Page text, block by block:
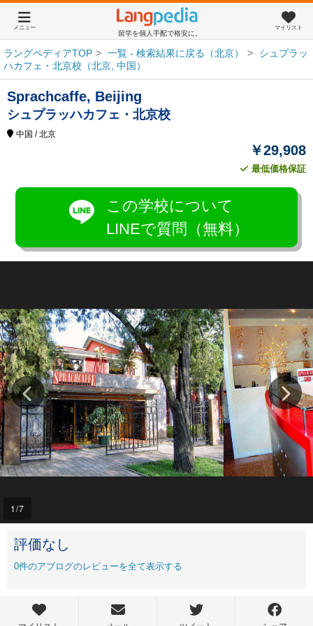
留学を個人手配で格安に。
メニュー マイリスト
ラングペディアTOP 一覧 - 検索結果に戻る（北京）
シュプラッ
ハカフェ・北京校（北京, 中国）
Sprachcaffe, Beijing
シュプラッハカフェ・北京校
中国 / 北京
￥29,908
最低価格保証
この学校について
LINEで質問（無料）
1/7
評価なし
0件のアブログのレビューを全て表示する